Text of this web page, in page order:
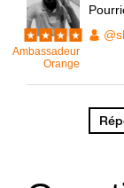
Ambassadeur
Orange